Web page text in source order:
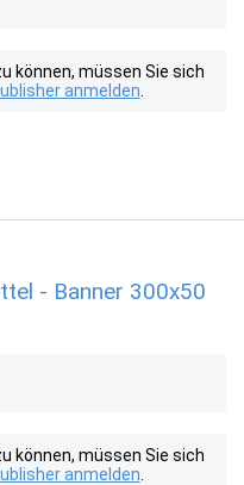
können, müssen Sie sich
anmelden
- Banner 300x50
können, müssen Sie sich
anmelden